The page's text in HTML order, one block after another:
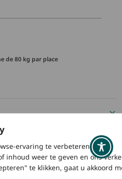
ervaring te verbeteren,
inhoud weer te geven en ons
te klikken, gaat u akkoord
de 80 kg par place